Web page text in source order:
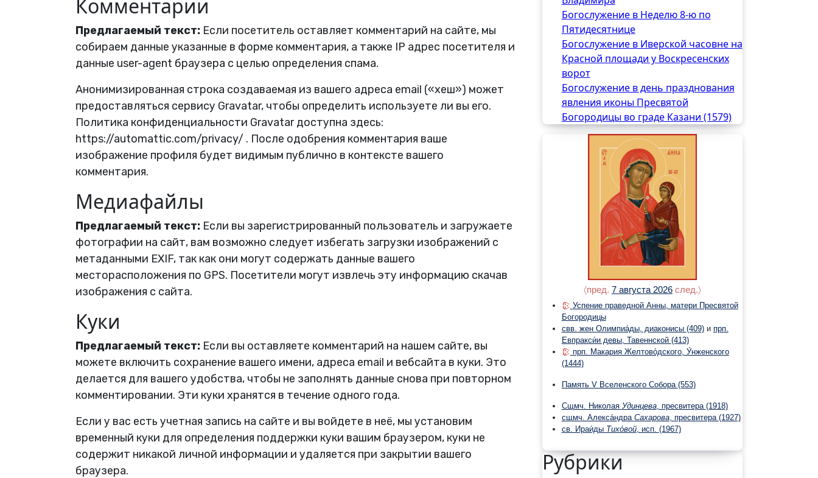
Комментарии
Предлагаемый текст: Если посетитель оставляет комментарий на сайте, мы
собираем данные указанные в форме комментария, а также IP адрес посетителя и
данные user-agent браузера с целью определения спама.
Анонимизированная строка создаваемая из вашего адреса email («хеш») может
предоставляться сервису Gravatar, чтобы определить используете ли вы его.
Политика конфиденциальности Gravatar доступна здесь:
https://automattic.com/privacy/ . После одобрения комментария ваше
изображение профиля будет видимым публично в контексте вашего
комментария.
Медиафайлы
Предлагаемый текст: Если вы зарегистрированный пользователь и загружаете
фотографии на сайт, вам возможно следует избегать загрузки изображений с
метаданными EXIF, так как они могут содержать данные вашего
месторасположения по GPS. Посетители могут извлечь эту информацию скачав
изображения с сайта.
Куки
Предлагаемый текст: Если вы оставляете комментарий на нашем сайте, вы
можете включить сохранение вашего имени, адреса email и вебсайта в куки. Это
делается для вашего удобства, чтобы не заполнять данные снова при повторном
комментировании. Эти куки хранятся в течение одного года.
Если у вас есть учетная запись на сайте и вы войдете в неё, мы установим
временный куки для определения поддержки куки вашим браузером, куки не
содержит никакой личной информации и удаляется при закрытии вашего
браузера.
Богослужение в Неделю 8-ю по
Пятидесятнице
Богослужение в Иверской часовне на
Красной площади у Воскресенских
ворот
Богослужение в день празднования
явления иконы Пресвятой
Богородицы во граде Казани (1579)
〈пред. 7 августа 2026 след.〉
Успение праведной Анны, матери Пресвятой
Богородицы
свв. жен Олимпиа́ды, диаконисы (409)и прп.
Евпракси́и девы, Тавеннской (413)
прп. Макария Желтово́дского, У́нженского
(1444)
Память V Вселенского Собора (553)
Сщмч. Николая Удинцева, пресвитера (1918)
сщмч. Алекса́ндра Сахарова, пресвитера (1927)
св. Ираи́ды Тихо́вой, исп. (1967)
Рубрики